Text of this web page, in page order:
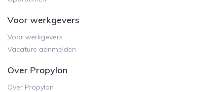
Voor werkgevers
Voor werkgevers
Vacature aanmelden
Over Propylon
Over Propylon